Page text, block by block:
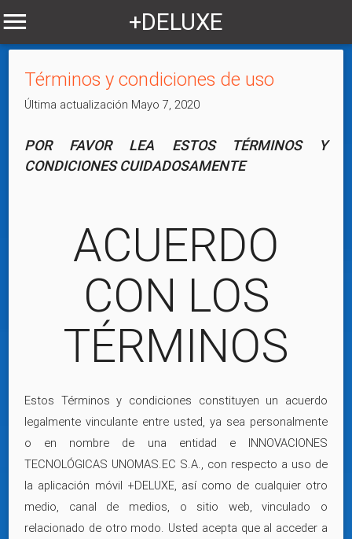
+DELUXE
Términos y condiciones de uso
Última actualización Mayo 7, 2020
POR FAVOR LEA ESTOS TÉRMINOS Y
CONDICIONES CUIDADOSAMENTE
ACUERDO
CON LOS
TÉRMINOS
Estos Términos y condiciones constituyen un acuerdo
legalmente vinculante entre usted, ya sea personalmente
o en nombre de una entidad e INNOVACIONES
TECNOLÓGICAS UNOMAS.EC S.A., con respecto a uso de
la aplicación móvil +DELUXE, así como de cualquier otro
medio, canal de medios, o sitio web, vinculado o
relacionado de otro modo. Usted acepta que al acceder a